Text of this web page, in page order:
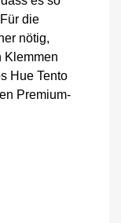
die
nötig,
Klemmen
Hue Tento
Premium-